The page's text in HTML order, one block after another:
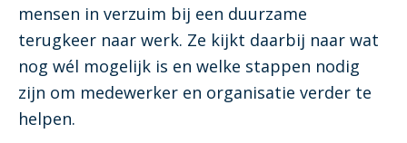
mensen in verzuim bij een duurzame
terugkeer naar werk. Ze kijkt daarbij naar wat
nog wél mogelijk is en welke stappen nodig
zijn om medewerker en organisatie verder te
helpen.